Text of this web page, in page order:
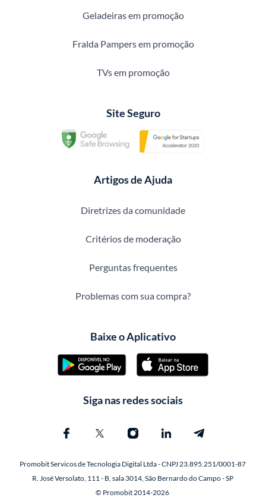
Geladeiras em promoção
Fralda Pampers em promoção
TVs em promoção
Site Seguro
Artigos de Ajuda
Diretrizes da comunidade
Critérios de moderação
Perguntas frequentes
Problemas com sua compra?
Baixe o Aplicativo
Siga nas redes sociais
Promobit Servicos de Tecnologia Digital Ltda - CNPJ 23.895.251/0001-87
R. José Versolato, 111 - B, sala 3014, São Bernardo do Campo - SP
© Promobit 2014-2026